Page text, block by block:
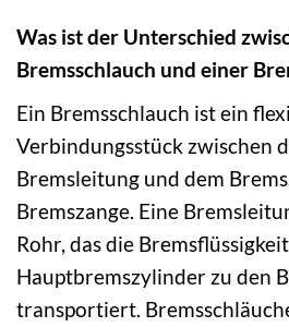
Was ist der Unterschied
Bremsschlauch und einer
Ein Bremsschlauch ist ein
Verbindungsstück zwischen
Bremsleitung und dem
Bremszange. Eine
Rohr, das die
Hauptbremszylinder zu den
transportiert.